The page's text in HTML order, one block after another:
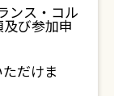
ンス・コル
び参加申
だけま